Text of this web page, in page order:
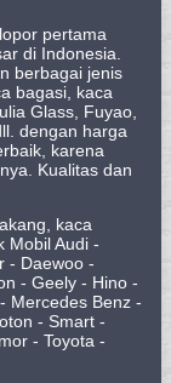
pertama
di Indonesia.
berbagai jenis
bagasi, kaca
Glass, Fuyao,
dengan harga
karena
Kualitas dan
kaca
Mobil Audi -
- Daewoo -
- Geely - Hino -
Mercedes Benz -
- Smart -
- Toyota -